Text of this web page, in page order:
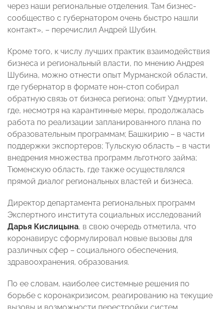
через наши региональные отделения. Там бизнес-
сообщество с губернатором очень быстро нашли
контакт», – перечислил Андрей Шубин.
Кроме того, к числу лучших практик взаимодействия
бизнеса и региональный власти, по мнению Андрея
Шубина, можно отнести опыт Мурманской области,
где губернатор в формате нон-стоп собирал
обратную связь от бизнеса региона; опыт Удмуртии,
где, несмотря на карантинные меры, продолжалась
работа по реализации запланированного плана по
образовательным программам; Башкирию – в части
поддержки экспортеров; Тульскую область – в части
внедрения множества программ льготного займа;
Тюменскую область, где также осуществлялся
прямой диалог региональных властей и бизнеса.
Директор департамента региональных программ
Экспертного института социальных исследований
Дарья Кислицына, в свою очередь отметила, что
коронавирус сформулировал новые вызовы для
различных сфер – социального обеспечения,
здравоохранения, образования.
По ее словам, наиболее системные решения по
борьбе с коронакризисом, реагированию на текущие